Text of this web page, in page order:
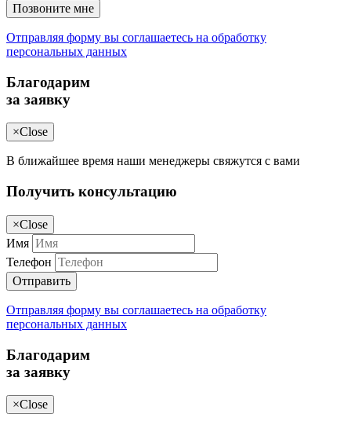
Позвоните мне
Отправляя форму вы соглашаетесь на обработку
персональных данных
Благодарим
за заявку
×Close
В ближайшее время наши менеджеры свяжутся с вами
Получить консультацию
×Close
Имя
Телефон
Отправить
Отправляя форму вы соглашаетесь на обработку
персональных данных
Благодарим
за заявку
×Close